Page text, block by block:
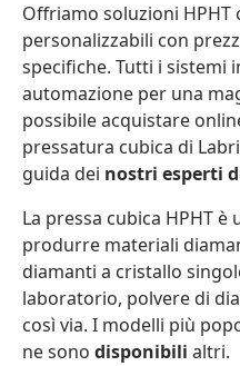
Offriamo soluzioni
personalizzabili con
specifiche. Tutti i
automazione per una
possibile acquistare
pressatura cubica di
guida dei nostri esperti
La pressa cubica HPHT
produrre materiali
diamanti a cristallo
laboratorio, polvere di
così via. I modelli più
ne sono disponibili altri.